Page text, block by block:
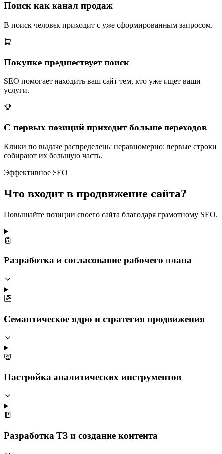
Поиск как канал продаж
В поиск человек приходит с уже сформированным запросом.
Покупке предшествует поиск
SEO помогает находить ваш сайт тем, кто уже ищет ваши
услуги.
С первых позиций приходит больше переходов
Клики по выдаче распределены неравномерно: первые строки
собирают их большую часть.
Эффективное SEO
Что входит в продвижение сайта?
Повышайте позиции своего сайта благодаря грамотному SEO.
Разработка и согласование рабочего плана
Семантическое ядро и стратегия продвижения
Настройка аналитических инструментов
Разработка ТЗ и создание контента